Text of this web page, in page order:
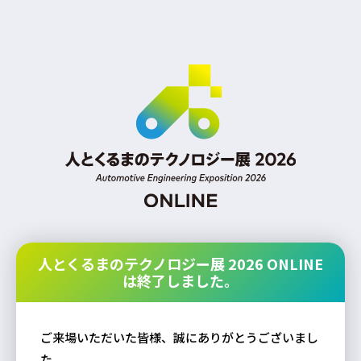
人とくるまのテクノロジー展 2026 ONLINE
は終了しました。
ご来場いただいた皆様、誠にありがとうございまし